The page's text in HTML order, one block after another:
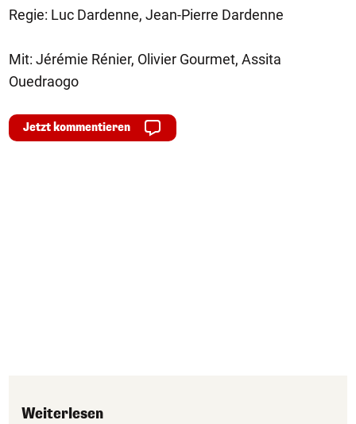
Regie: Luc Dardenne, Jean-Pierre Dardenne
Mit: Jérémie Rénier, Olivier Gourmet, Assita
Ouedraogo
Jetzt kommentieren
Weiterlesen